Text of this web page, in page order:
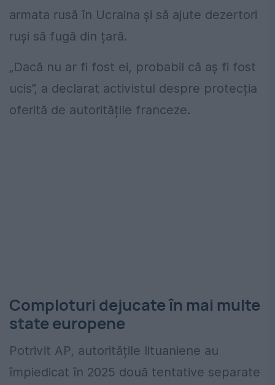
armata rusă în Ucraina și să ajute dezertori
ruși să fugă din țară.
„Dacă nu ar fi fost ei, probabil că aș fi fost
ucis”, a declarat activistul despre protecția
oferită de autoritățile franceze.
Comploturi dejucate în mai multe
state europene
Potrivit AP, autoritățile lituaniene au
împiedicat în 2025 două tentative separate